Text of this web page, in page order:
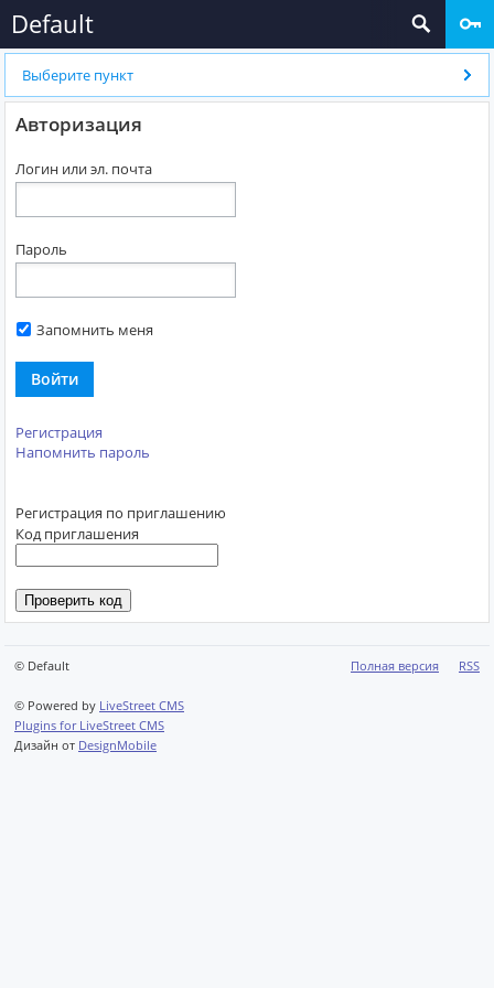
Default
Выберите пункт
Авторизация
Логин или эл. почта
Пароль
Запомнить меня
Войти
Регистрация
Напомнить пароль
Регистрация по приглашению
Код приглашения
Полная версия RSS
© Default
© Powered by LiveStreet CMS
Plugins for LiveStreet CMS
Дизайн от DesignMobile